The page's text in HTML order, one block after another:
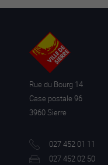
Rue du Bourg 14
Case postale 96
3960 Sierre
027 452 01 11
027 452 02 50